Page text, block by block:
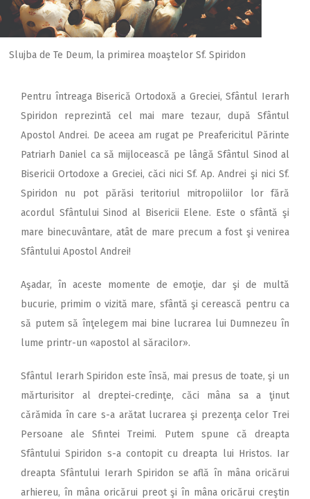
Slujba de Te Deum, la primirea moaştelor Sf. Spiridon
Pentru întreaga Biserică Ortodoxă a Greciei, Sfântul Ierarh
Spiridon reprezintă cel mai mare tezaur, după Sfântul
Apostol Andrei. De aceea am rugat pe Preafericitul Părinte
Patriarh Daniel ca să mijlocească pe lângă Sfântul Sinod al
Bisericii Ortodoxe a Greciei, căci nici Sf. Ap. Andrei şi nici Sf.
Spiridon nu pot părăsi teritoriul mitropoliilor lor fără
acordul Sfântului Sinod al Bisericii Elene. Este o sfântă şi
mare binecuvântare, atât de mare precum a fost şi venirea
Sfântului Apostol Andrei!
Aşadar, în aceste momente de emoţie, dar şi de multă
bucurie, primim o vizită mare, sfântă şi cerească pentru ca
să putem să înţelegem mai bine lucrarea lui Dumnezeu în
lume printr-un «apostol al săracilor».
Sfântul Ierarh Spiridon este însă, mai presus de toate, şi un
mărturisitor al dreptei-credinţe, căci mâna sa a ţinut
cărămida în care s-a arătat lucrarea şi prezenţa celor Trei
Persoane ale Sfintei Treimi. Putem spune că dreapta
Sfântului Spiridon s-a contopit cu dreapta lui Hristos. Iar
dreapta Sfântului Ierarh Spiridon se află în mâna oricărui
arhiereu, în mâna oricărui preot şi în mâna oricărui creştin